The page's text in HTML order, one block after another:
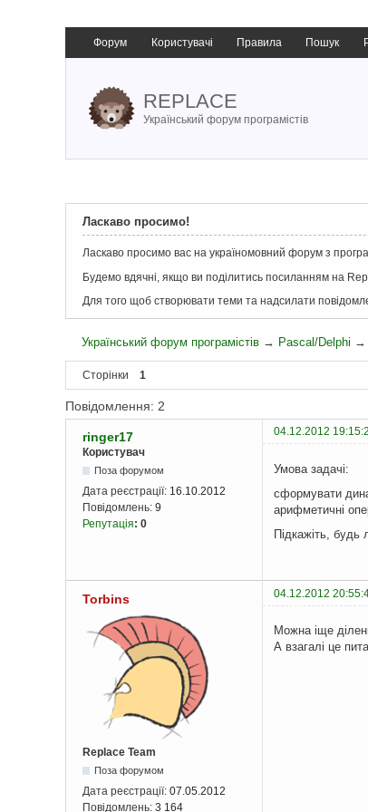
Форум Користувачі Правила Пошук
REPLACE
Український форум програмістів
Ласкаво просимо!
Ласкаво просимо вас на україномовний форум з
Будемо вдячні, якщо ви поділитись посиланням на
Для того щоб створювати теми та надсилати
Український форум програмістів → Pascal/Delphi
Сторінки 1
Повідомлення: 2
ringer17
04.12.2012
Користувач
Поза форумом
Дата реєстрації: 16.10.2012
Повідомлень: 9
Репутація: 0
Умова задачі:
сформувати
арифметичні
Підкажіть, будь
Torbins 04.12.2012
Replace Team
Поза форумом
Дата реєстрації: 07.05.2012
Повідомлень: 3 164
Можна іще
А взагалі це